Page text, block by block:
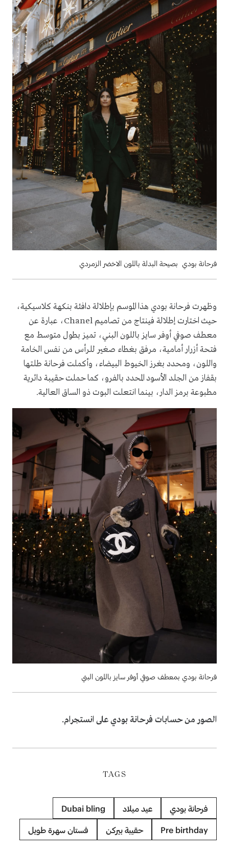
فرحانة بودي بصيحة البدلة باللون الاخضر الزمردي
وظهرت فرحانة بودي هذا الموسم بإطلالة دافئة بنكهة كلاسيكية،
حيث اختارت إطلالة فينتاج من تصاميم Chanel، عبارة عن
معطف صوفي أوفر سايز باللون البني، تميز بطول متوسط مع
فتحة أزرار أمامية، مرفق بغطاء صغير للرأس من نفس الخامة
واللون، ومحدد بغرز الخيوط البيضاء، وأكملت فرحانة طلتها
بقفاز من الجلد الأسود المحدد بالفرو، كما حملت حقيبة دائرية
مطبوعة برمز الدار، بينما انتعلت البوت ذو الساق العالية.
فرحانة بودي بمعطف صوفي أوفر سايز باللون البني
الصور من حسابات فرحانة بودي على انستجرام.
TAGS
فرحانة بودي عيد ميلاد Dubai bling
Pre birthday حقيبة بيركن فستان سهرة طويل